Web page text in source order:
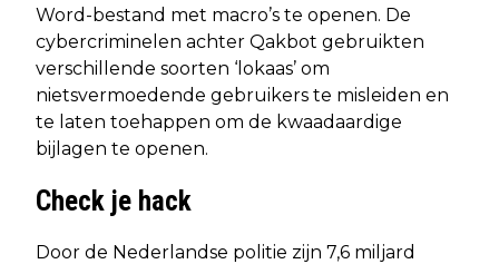
Word-bestand met macro’s te openen. De
cybercriminelen achter Qakbot gebruikten
verschillende soorten ‘lokaas’ om
nietsvermoedende gebruikers te misleiden en
te laten toehappen om de kwaadaardige
bijlagen te openen.
Check je hack
Door de Nederlandse politie zijn 7,6 miljard